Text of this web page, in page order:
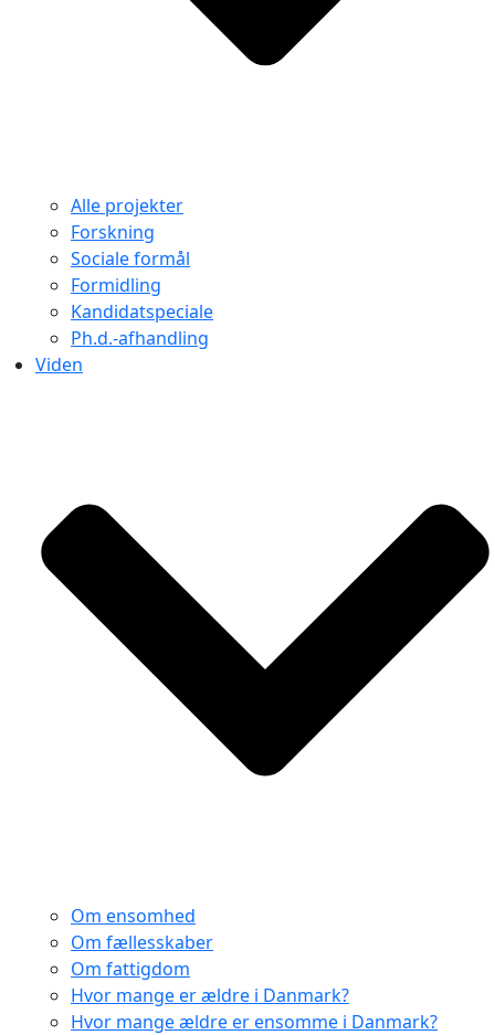
Alle projekter
Forskning
Sociale formål
Formidling
Kandidatspeciale
Ph.d.-afhandling
Viden
Om ensomhed
Om fællesskaber
Om fattigdom
Hvor mange er ældre i Danmark?
Hvor mange ældre er ensomme i Danmark?